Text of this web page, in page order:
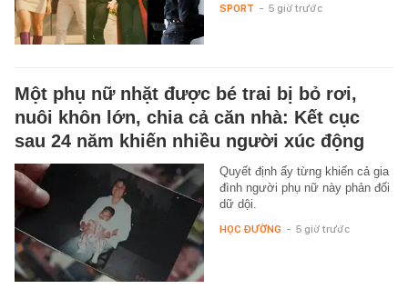
SPORT - 5 giờ trước
Một phụ nữ nhặt được bé trai bị bỏ rơi,
nuôi khôn lớn, chia cả căn nhà: Kết cục
sau 24 năm khiến nhiều người xúc động
Quyết định ấy từng khiến cả gia
đình người phụ nữ này phản đối
dữ dội.
HỌC ĐƯỜNG - 5 giờ trước